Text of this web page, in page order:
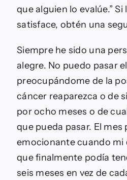
que alguien lo evalúe.”
satisface, obtén una
Siempre he sido una
alegre. No puedo pasar
preocupándome de la
cáncer reaparezca o de
por ocho meses o de
que pueda pasar. El mes
emocionante cuando mi
que finalmente podía
seis meses en vez de